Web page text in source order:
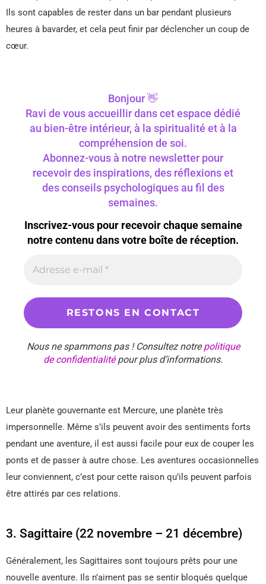
Ils sont capables de rester dans un bar pendant plusieurs
heures à bavarder, et cela peut finir par déclencher un coup de
cœur.
Bonjour 👋
Ravi de vous accueillir dans cet espace dédié
au bien-être intérieur, à la spiritualité et à la
compréhension de soi.
Abonnez-vous à notre newsletter pour
recevoir des inspirations, des réflexions et
des conseils psychologiques au fil des
semaines.
Inscrivez-vous pour recevoir chaque semaine
notre contenu dans votre boîte de réception.
Nous ne spammons pas ! Consultez notrepolitique
de confidentialitépour plus d’informations.
Leur planète gouvernante est Mercure, une planète très
impersonnelle. Même s’ils peuvent avoir des sentiments forts
pendant une aventure, il est aussi facile pour eux de couper les
ponts et de passer à autre chose. Les aventures occasionnelles
leur conviennent, c’est pour cette raison qu’ils peuvent parfois
être attirés par ces relations.
3. Sagittaire (22 novembre – 21 décembre)
Généralement, les Sagittaires sont toujours prêts pour une
nouvelle aventure. Ils n’aiment pas se sentir bloqués quelque